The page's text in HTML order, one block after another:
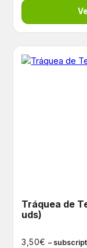
Tráquea de
uds)
3,50€ –